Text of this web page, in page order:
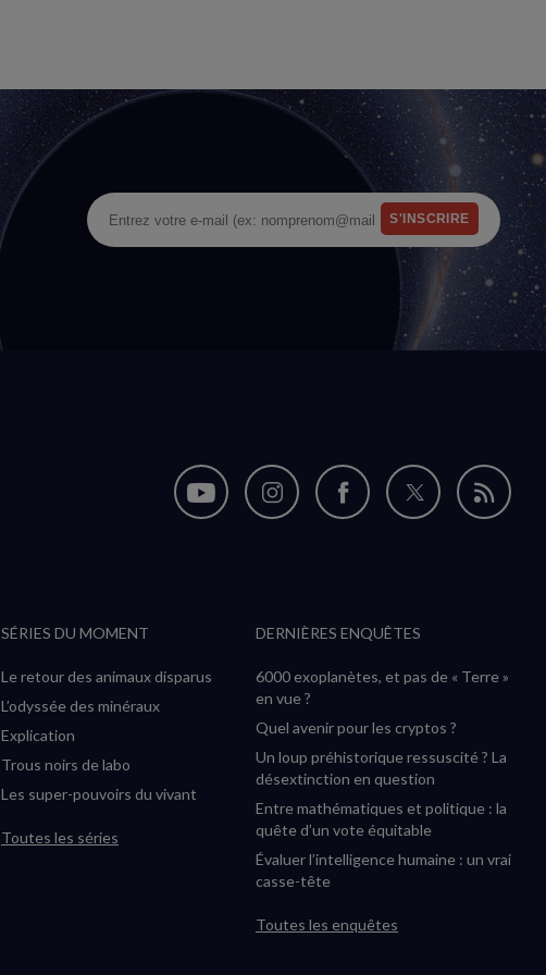
Nous
(nouvelle
fenêtre)
Nous
(nouvelle
fenêtre)
Nous
(nouvelle
fenêtre)
Nous
(nouvelle
fenêtre)
Flux
SÉRIES DU MOMENT
Le retour des animaux disparus
L’odyssée des minéraux
Explication
Trous noirs de labo
Les super-pouvoirs du vivant
Toutes les séries
DERNIÈRES ENQUÊTES
6000 exoplanètes, et pas de « Terre »
en vue ?
Quel avenir pour les cryptos ?
Un loup préhistorique ressuscité ? La
désextinction en question
Entre mathématiques et politique : la
quête d’un vote équitable
Évaluer l’intelligence humaine : un vrai
casse-tête
Toutes les enquêtes